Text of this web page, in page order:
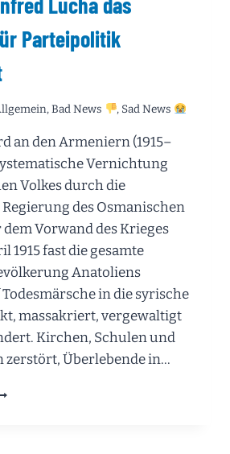
Parteipolitik
,Bad News , Sad News
an den Armeniern (1915–
Vernichtung
Volkes durch die
des Osmanischen
Vorwand des Krieges
1915 fast die gesamte
Anatoliens
in die syrische
massakriert, vergewaltigt
Kirchen, Schulen und
zerstört, Überlebende in…